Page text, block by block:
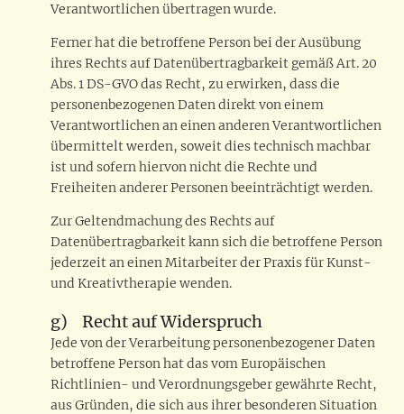
Verantwortlichen übertragen wurde.
Ferner hat die betroffene Person bei der Ausübung
ihres Rechts auf Datenübertragbarkeit gemäß Art. 20
Abs. 1 DS-GVO das Recht, zu erwirken, dass die
personenbezogenen Daten direkt von einem
Verantwortlichen an einen anderen Verantwortlichen
übermittelt werden, soweit dies technisch machbar
ist und sofern hiervon nicht die Rechte und
Freiheiten anderer Personen beeinträchtigt werden.
Zur Geltendmachung des Rechts auf
Datenübertragbarkeit kann sich die betroffene Person
jederzeit an einen Mitarbeiter der Praxis für Kunst-
und Kreativtherapie wenden.
g) Recht auf Widerspruch
Jede von der Verarbeitung personenbezogener Daten
betroffene Person hat das vom Europäischen
Richtlinien- und Verordnungsgeber gewährte Recht,
aus Gründen, die sich aus ihrer besonderen Situation